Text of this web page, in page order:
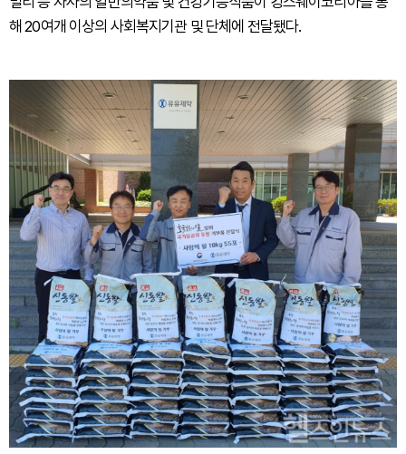
해 20여개 이상의 사회복지기관 및 단체에 전달됐다.